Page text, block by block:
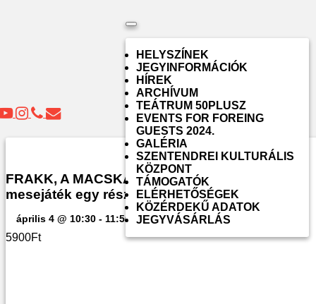
Toggle
navigation
HELYSZÍNEK
JEGYINFORMÁCIÓK
HÍREK
ARCHÍVUM
TEÁTRUM 50PLUSZ
EVENTS FOR FOREING
GUESTS 2024.
GALÉRIA
SZENTENDREI KULTURÁLIS
KÖZPONT
TÁMOGATÓK
ELÉRHETŐSÉGEK
KÖZÉRDEKŰ ADATOK
JEGYVÁSÁRLÁS
FRAKK, A MACSKÁK RÉME zenés családi
mesejáték egy részben
április 4 @ 10:30 - 11:50
5900Ft